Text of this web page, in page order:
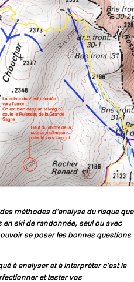
méthodes d’analyse du risque que
en ski de randonnée, seul ou avec
se poser les bonnes questions
à analyser et à interpréter c’est la
et tester vos